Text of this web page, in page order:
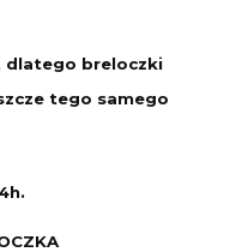
dlatego breloczki
tego samego